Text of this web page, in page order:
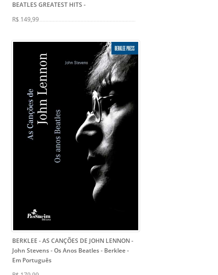
BEATLES GREATEST HITS -
R$ 149,99
BERKLEE - AS CANÇÕES DE JOHN LENNON -
John Stevens- Os Anos Beatles - Berklee -
Em Português